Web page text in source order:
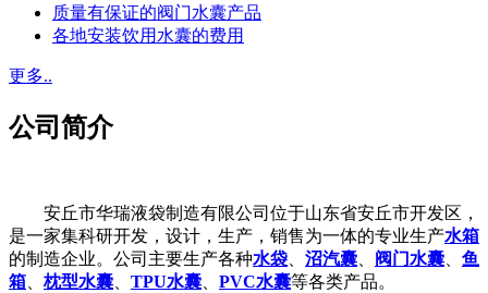
质量有保证的阀门水囊产品
各地安装饮用水囊的费用
更多..
公司简介
安丘市华瑞液袋制造有限公司位于山东省安丘市开发区，
是一家集科研开发，设计，生产，销售为一体的专业生产水箱
的制造企业。公司主要生产各种水袋、 沼汽囊、 阀门水囊、 鱼
箱、 枕型水囊、 TPU水囊、 PVC水囊等各类产品。